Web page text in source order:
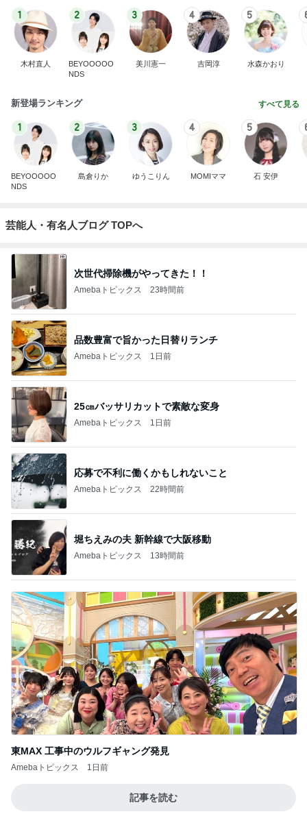
1
木村直人
2
BEYOOOOO
NDS
3
美川憲一
4
吉岡淳
5
水森かおり
新登場ランキング すべて見る
1
BEYOOOOO
NDS
2
島倉りか
3
ゆうこりん
4
MOMIママ
5
石 安伊
芸能人・有名人ブログ TOPへ
次世代掃除機がやってきた！！
Amebaトピックス 23時間前
品数豊富で旨かった日替りランチ
Amebaトピックス 1日前
25㎝バッサリカットで素敵な変身
Amebaトピックス 1日前
応募で不利に働くかもしれないこと
Amebaトピックス 22時間前
堀ちえみの夫 新幹線で大阪移動
Amebaトピックス 13時間前
東MAX 工事中のウルフギャング発見
Amebaトピックス 1日前
記事を読む